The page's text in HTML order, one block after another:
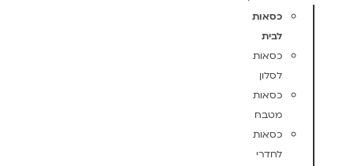
כסאות
לבית
כסאות
לסלון
כסאות
מטבח
כסאות
לחדרי